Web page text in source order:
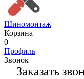
Шиномонтаж
Корзина
0
Профиль
Звонок
Заказать